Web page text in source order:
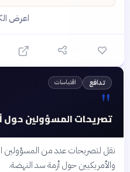
اعرض
تدافع اقتباسات
"
تصريحات المسؤولين حول
نقل لتصريحات عدد من المسؤولين
والأمريكيين حول أزمة سد النهضة.